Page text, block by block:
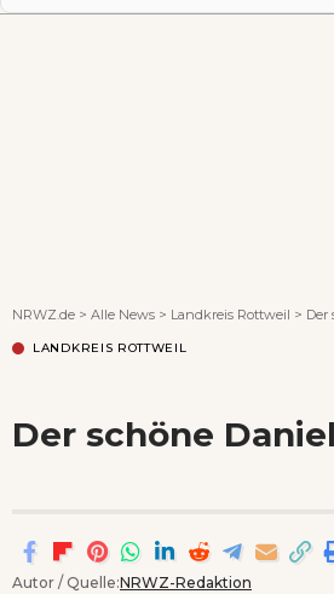
NRWZ.de > Alle News > Landkreis Rottweil > Der
LANDKREIS ROTTWEIL
Der schöne Daniel
Autor / Quelle:NRWZ-Redaktion